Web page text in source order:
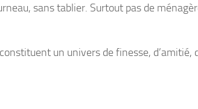
sans tablier. Surtout pas de
un univers de finesse, d’amitié,